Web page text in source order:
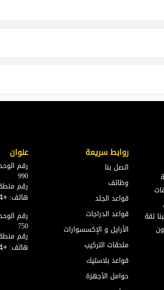
ثقة
روابط سريعة
اتصل بنا
وظائف
قواعد الجلد
قواعد الدراجات
الأرايل و الإكسسوارات
ملحقات التركيب
قواعد بلاستيك
حوامل الأجهزة
عنوان
990
رقم منطقة - 52, الريان
هاتف: +974 4465 2421
750
رقم منطقة - 71, أم صلال
هاتف: +974 5015 2425